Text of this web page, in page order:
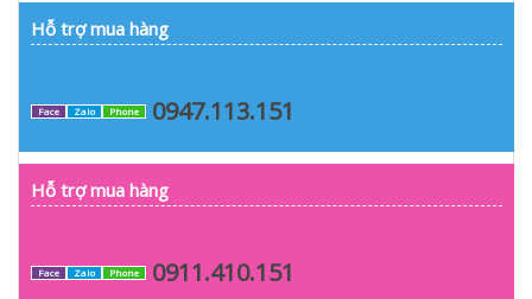
Hỗ trợ mua hàng
Face Zalo Phone 0947.113.151
Hỗ trợ mua hàng
Face Zalo Phone 0911.410.151